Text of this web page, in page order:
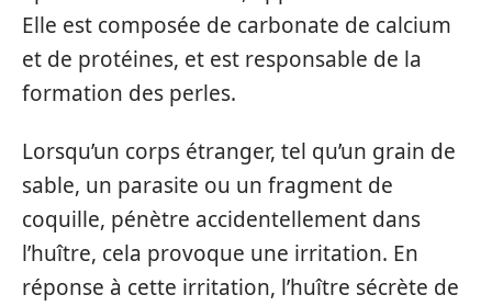
Elle est composée de carbonate de calcium
et de protéines, et est responsable de la
formation des perles.
Lorsqu’un corps étranger, tel qu’un grain de
sable, un parasite ou un fragment de
coquille, pénètre accidentellement dans
l’huître, cela provoque une irritation. En
réponse à cette irritation, l’huître sécrète de